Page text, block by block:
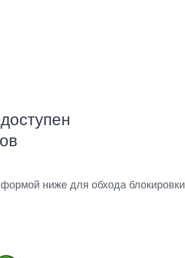
ниже для обхода блокировки